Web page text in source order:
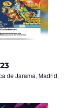
de Jarama, Madrid,